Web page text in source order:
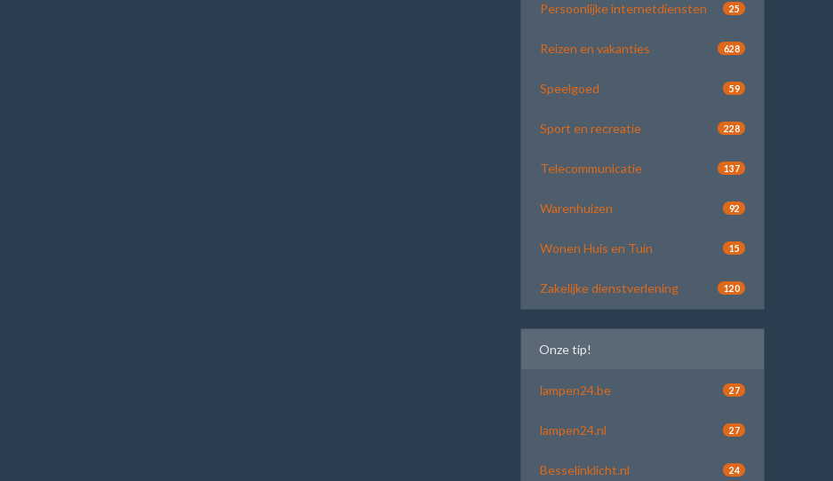
Persoonlijke internetdiensten 25
Reizen en vakanties 628
Speelgoed 59
Sport en recreatie 228
Telecommunicatie 137
Warenhuizen 92
Wonen Huis en Tuin 15
Zakelijke dienstverlening 120
Onze tip!
lampen24.be 27
lampen24.nl 27
Besselinklicht.nl 24